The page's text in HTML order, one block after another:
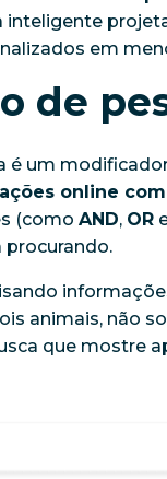
em
de
é um
online
(como AND, OR
procurando.
animais, não
que mostre